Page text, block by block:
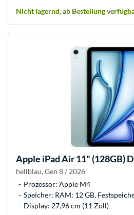
Nicht lagernd, ab Bestellung
Apple iPad Air 11" (128GB)
hellblau, Gen 8 / 2026
Prozessor: Apple M4
Speicher: RAM: 12 GB,
Display: 27,96 cm (11 Zoll)